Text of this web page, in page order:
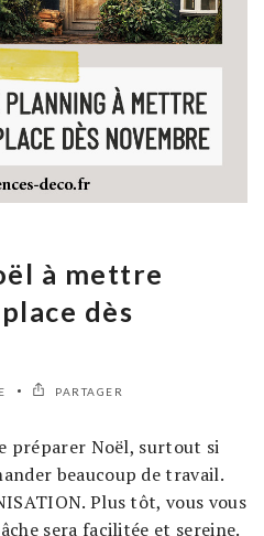
à mettre
dès
PARTAGER
préparer Noël, surtout si
beaucoup de travail.
Plus tôt, vous vous
sera facilitée et sereine.